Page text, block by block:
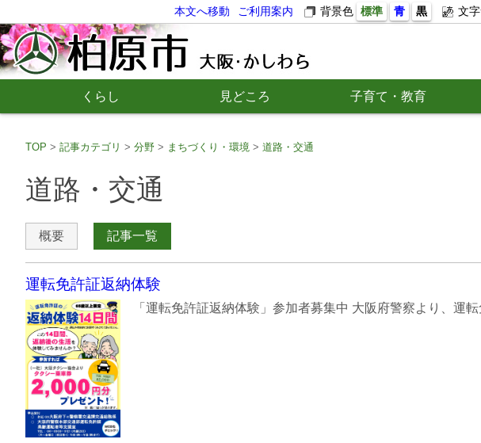
本文へ移動 ご利用案内 背景色 標準 青 黒 文
くらし 見どころ 子育て・教育
TOP 記事カテゴリ 分野 まちづくり・環境 道路・交通
道路・交通
概要 記事一覧
運転免許証返納体験
「運転免許証返納体験」参加者募集中 大阪府警察より、運